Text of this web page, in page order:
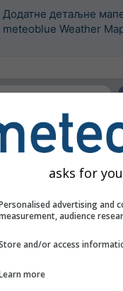
Додатне детаљне
meteoblue Weather
овај widget.
asks for
advertising and
audience
and/or access
more